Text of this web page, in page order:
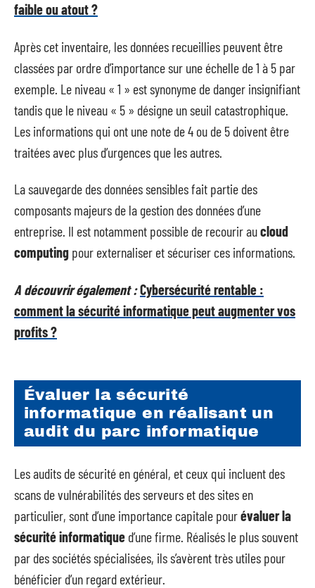
faible ou atout ?
Après cet inventaire, les données recueillies peuvent être
classées par ordre d’importance sur une échelle de 1 à 5 par
exemple. Le niveau « 1 » est synonyme de danger insignifiant
tandis que le niveau « 5 » désigne un seuil catastrophique.
Les informations qui ont une note de 4 ou de 5 doivent être
traitées avec plus d’urgences que les autres.
La sauvegarde des données sensibles fait partie des
composants majeurs de la gestion des données d’une
entreprise. Il est notamment possible de recourir aucloud
computing pour externaliser et sécuriser ces informations.
A découvrir également :Cybersécurité rentable :
comment la sécurité informatique peut augmenter vos
profits ?
Évaluer la sécurité
informatique en réalisant un
audit du parc informatique
Les audits de sécurité en général, et ceux qui incluent des
scans de vulnérabilités des serveurs et des sites en
particulier, sont d’une importance capitale pourévaluer la
sécurité informatique d’une firme. Réalisés le plus souvent
par des sociétés spécialisées, ils s’avèrent très utiles pour
bénéficier d’un regard extérieur.